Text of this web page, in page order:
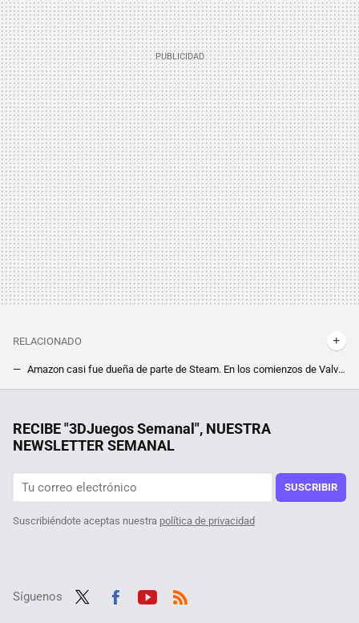
RELACIONADO
Amazon casi fue dueña de parte de Steam. En los comienzos de Valve, su co-fundadora olvidada tuvo un plan muy diferente al actual
Tras encontrar éxito en Steam un desarrollador ha querido sacar su juego para consolas. El problema es que alguien ya se lo había copiado
RECIBE "3DJuegos Semanal", NUESTRA
NEWSLETTER SEMANAL
SUSCRIBIR
Suscribiéndote aceptas nuestra política de privacidad
Síguenos